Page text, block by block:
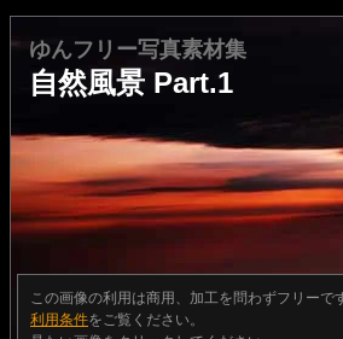
ゆんフリー写真素材集
自然風景 Part.1
この画像の利用は商用、加工を問わずフリーで
利用条件をご覧ください。